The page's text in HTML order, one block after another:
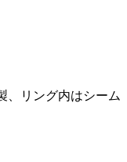
、リング内はシーム